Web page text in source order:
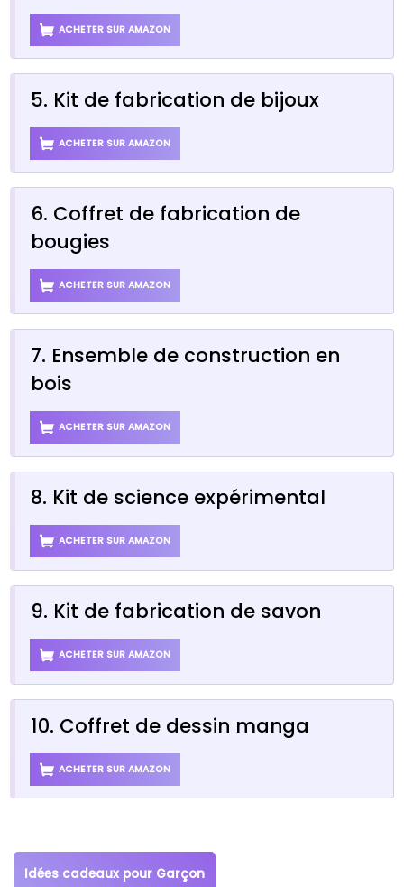
ACHETER SUR AMAZON
5. Kit de fabrication de bijoux
ACHETER SUR AMAZON
6. Coffret de fabrication de
bougies
ACHETER SUR AMAZON
7. Ensemble de construction en
bois
ACHETER SUR AMAZON
8. Kit de science expérimental
ACHETER SUR AMAZON
9. Kit de fabrication de savon
ACHETER SUR AMAZON
10. Coffret de dessin manga
ACHETER SUR AMAZON
Idées cadeaux pour Garçon